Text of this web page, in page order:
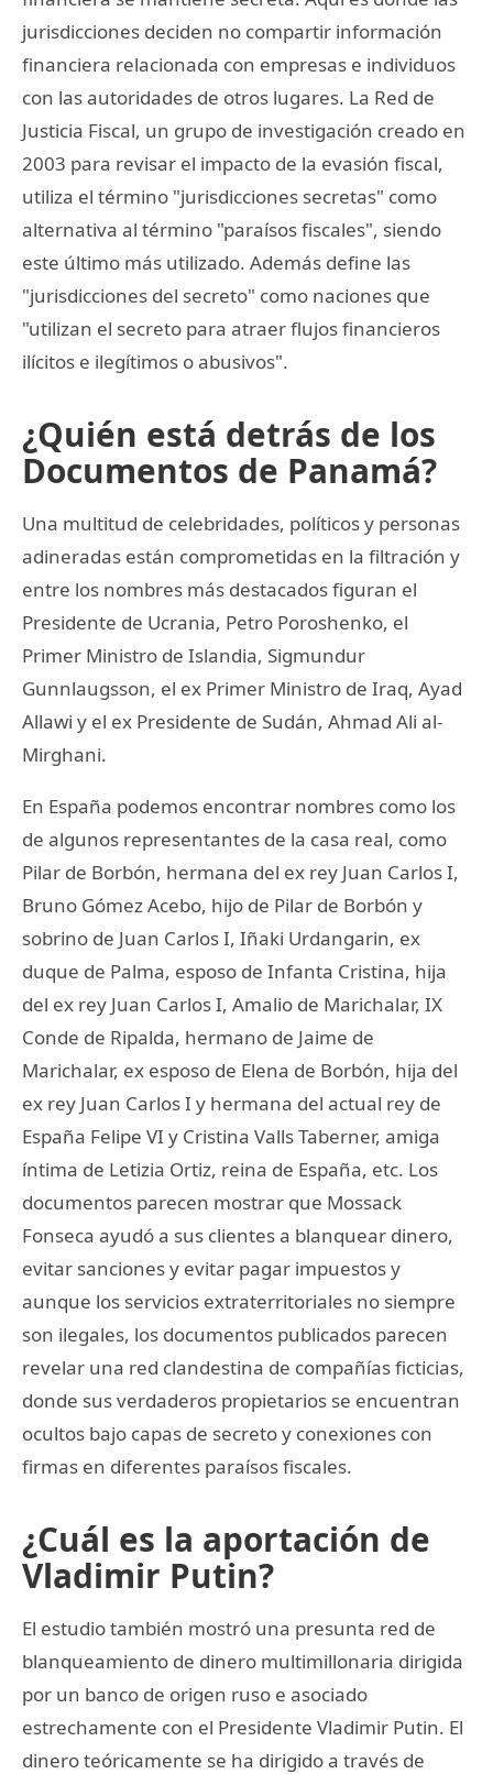
jurisdicciones deciden no compartir información
financiera relacionada con empresas e individuos
con las autoridades de otros lugares. La Red de
Justicia Fiscal, un grupo de investigación creado en
2003 para revisar el impacto de la evasión fiscal,
utiliza el término "jurisdicciones secretas" como
alternativa al término "paraísos fiscales", siendo
este último más utilizado. Además define las
"jurisdicciones del secreto" como naciones que
"utilizan el secreto para atraer flujos financieros
ilícitos e ilegítimos o abusivos".
¿Quién está detrás de los
Documentos de Panamá?
Una multitud de celebridades, políticos y personas
adineradas están comprometidas en la filtración y
entre los nombres más destacados figuran el
Presidente de Ucrania, Petro Poroshenko, el
Primer Ministro de Islandia, Sigmundur
Gunnlaugsson, el ex Primer Ministro de Iraq, Ayad
Allawi y el ex Presidente de Sudán, Ahmad Ali al-
Mirghani.
En España podemos encontrar nombres como los
de algunos representantes de la casa real, como
Pilar de Borbón, hermana del ex rey Juan Carlos I,
Bruno Gómez Acebo, hijo de Pilar de Borbón y
sobrino de Juan Carlos I, Iñaki Urdangarin, ex
duque de Palma, esposo de Infanta Cristina, hija
del ex rey Juan Carlos I, Amalio de Marichalar, IX
Conde de Ripalda, hermano de Jaime de
Marichalar, ex esposo de Elena de Borbón, hija del
ex rey Juan Carlos I y hermana del actual rey de
España Felipe VI y Cristina Valls Taberner, amiga
íntima de Letizia Ortiz, reina de España, etc. Los
documentos parecen mostrar que Mossack
Fonseca ayudó a sus clientes a blanquear dinero,
evitar sanciones y evitar pagar impuestos y
aunque los servicios extraterritoriales no siempre
son ilegales, los documentos publicados parecen
revelar una red clandestina de compañías ficticias,
donde sus verdaderos propietarios se encuentran
ocultos bajo capas de secreto y conexiones con
firmas en diferentes paraísos fiscales.
¿Cuál es la aportación de
Vladimir Putin?
El estudio también mostró una presunta red de
blanqueamiento de dinero multimillonaria dirigida
por un banco de origen ruso e asociado
estrechamente con el Presidente Vladimir Putin. El
dinero teóricamente se ha dirigido a través de